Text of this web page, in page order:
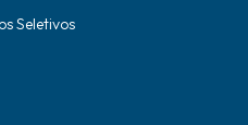
Seletivos